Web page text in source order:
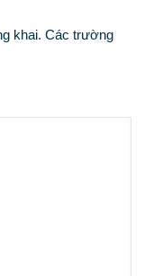
khai. Các trường